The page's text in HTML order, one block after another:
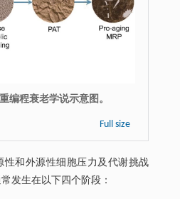
编程衰老学说示意图。
Full size
性和外源性细胞压力及代谢挑战
发生在以下四个阶段：